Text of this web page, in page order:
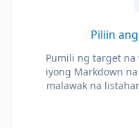
Piliin
Pumili ng target na
iyong Markdown
malawak na